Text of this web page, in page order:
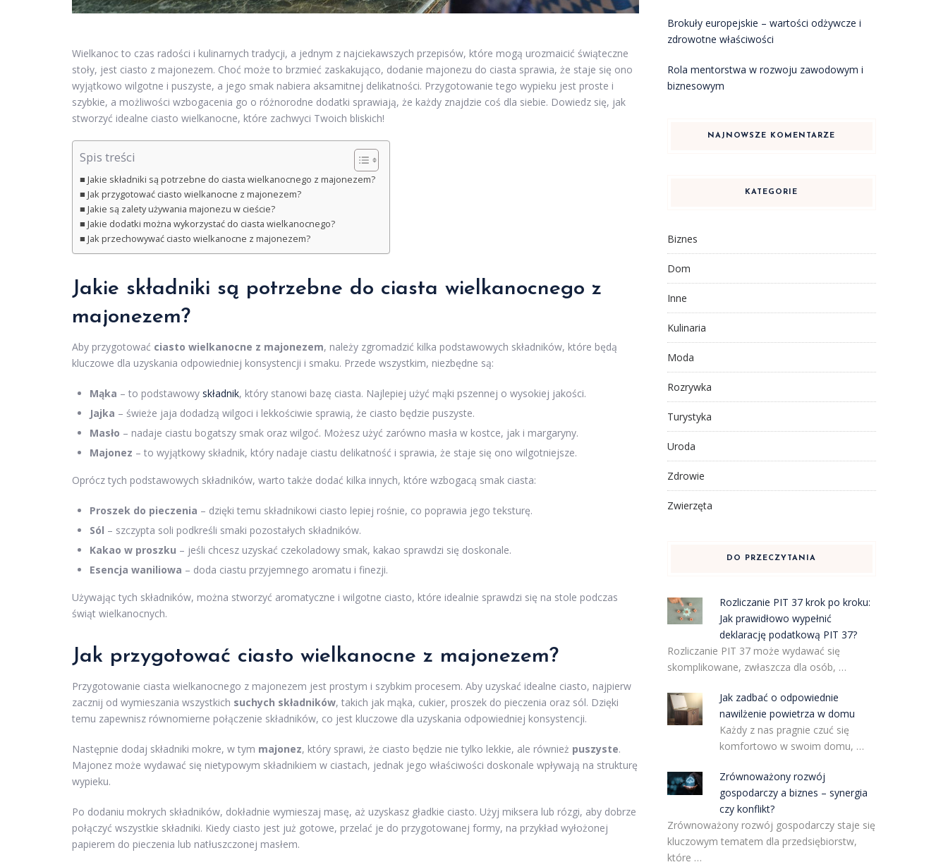
Wielkanoc to czas radości i kulinarnych tradycji, a jednym z najciekawszych przepisów, które mogą urozmaicić świąteczne
stoły, jest ciasto z majonezem. Choć może to brzmieć zaskakująco, dodanie majonezu do ciasta sprawia, że staje się ono
wyjątkowo wilgotne i puszyste, a jego smak nabiera aksamitnej delikatności. Przygotowanie tego wypieku jest proste i
szybkie, a możliwości wzbogacenia go o różnorodne dodatki sprawiają, że każdy znajdzie coś dla siebie. Dowiedz się, jak
stworzyć idealne ciasto wielkanocne, które zachwyci Twoich bliskich!
Spis treści
Jakie składniki są potrzebne do ciasta wielkanocnego z majonezem?
Jak przygotować ciasto wielkanocne z majonezem?
Jakie są zalety używania majonezu w cieście?
Jakie dodatki można wykorzystać do ciasta wielkanocnego?
Jak przechowywać ciasto wielkanocne z majonezem?
Jakie składniki są potrzebne do ciasta wielkanocnego z
majonezem?
Aby przygotować ciasto wielkanocne z majonezem, należy zgromadzić kilka podstawowych składników, które będą
kluczowe dla uzyskania odpowiedniej konsystencji i smaku. Przede wszystkim, niezbędne są:
Mąka – to podstawowy składnik, który stanowi bazę ciasta. Najlepiej użyć mąki pszennej o wysokiej jakości.
Jajka – świeże jaja dodadzą wilgoci i lekkościwie sprawią, że ciasto będzie puszyste.
Masło – nadaje ciastu bogatszy smak oraz wilgoć. Możesz użyć zarówno masła w kostce, jak i margaryny.
Majonez – to wyjątkowy składnik, który nadaje ciastu delikatność i sprawia, że staje się ono wilgotniejsze.
Oprócz tych podstawowych składników, warto także dodać kilka innych, które wzbogacą smak ciasta:
Proszek do pieczenia – dzięki temu składnikowi ciasto lepiej rośnie, co poprawia jego teksturę.
Sól – szczypta soli podkreśli smaki pozostałych składników.
Kakao w proszku – jeśli chcesz uzyskać czekoladowy smak, kakao sprawdzi się doskonale.
Esencja waniliowa – doda ciastu przyjemnego aromatu i finezji.
Używając tych składników, można stworzyć aromatyczne i wilgotne ciasto, które idealnie sprawdzi się na stole podczas
świąt wielkanocnych.
Jak przygotować ciasto wielkanocne z majonezem?
Przygotowanie ciasta wielkanocnego z majonezem jest prostym i szybkim procesem. Aby uzyskać idealne ciasto, najpierw
zacznij od wymieszania wszystkich suchych składników, takich jak mąka, cukier, proszek do pieczenia oraz sól. Dzięki
temu zapewnisz równomierne połączenie składników, co jest kluczowe dla uzyskania odpowiedniej konsystencji.
Następnie dodaj składniki mokre, w tym majonez, który sprawi, że ciasto będzie nie tylko lekkie, ale również puszyste.
Majonez może wydawać się nietypowym składnikiem w ciastach, jednak jego właściwości doskonale wpływają na strukturę
wypieku.
Po dodaniu mokrych składników, dokładnie wymieszaj masę, aż uzyskasz gładkie ciasto. Użyj miksera lub rózgi, aby dobrze
połączyć wszystkie składniki. Kiedy ciasto jest już gotowe, przelać je do przygotowanej formy, na przykład wyłożonej
papierem do pieczenia lub natłuszczonej masłem.
Brokuły europejskie – wartości odżywcze i
zdrowotne właściwości
Rola mentorstwa w rozwoju zawodowym i
biznesowym
NAJNOWSZE KOMENTARZE
KATEGORIE
Biznes
Dom
Inne
Kulinaria
Moda
Rozrywka
Turystyka
Uroda
Zdrowie
Zwierzęta
DO PRZECZYTANIA
Rozliczanie PIT 37 krok po kroku:
Jak prawidłowo wypełnić
deklarację podatkową PIT 37?
Rozliczanie PIT 37 może wydawać się
skomplikowane, zwłaszcza dla osób, …
Jak zadbać o odpowiednie
nawilżenie powietrza w domu
Każdy z nas pragnie czuć się
komfortowo w swoim domu, …
Zrównoważony rozwój
gospodarczy a biznes – synergia
czy konflikt?
Zrównoważony rozwój gospodarczy staje się
kluczowym tematem dla przedsiębiorstw,
które …